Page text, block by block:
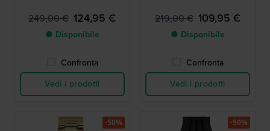
249,00 € 124,95 €
● Disponibile
Confronta
Vedi i prodotti
219,00 € 109,95 €
● Disponibile
Confronta
Vedi i prodotti
-50% -50%